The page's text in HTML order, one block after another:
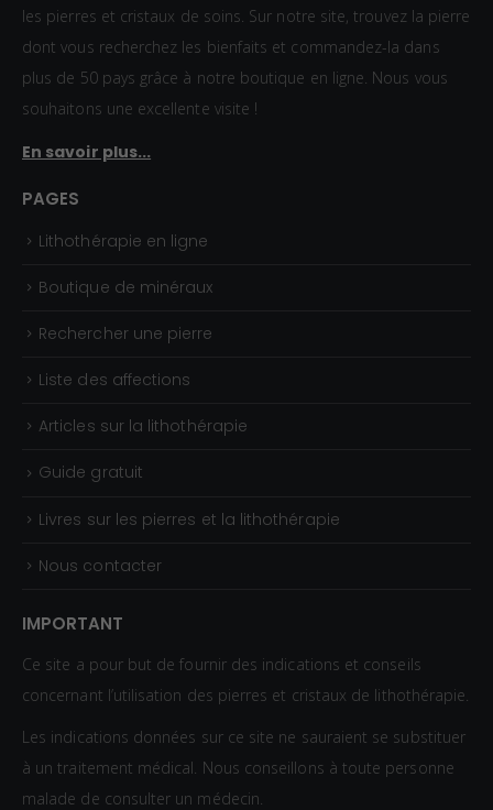
les pierres et cristaux de soins. Sur notre site, trouvez la pierre
dont vous recherchez les bienfaits et commandez-la dans
plus de 50 pays grâce à notre boutique en ligne. Nous vous
souhaitons une excellente visite !
En savoir plus...
PAGES
Lithothérapie en ligne
Boutique de minéraux
Rechercher une pierre
Liste des affections
Articles sur la lithothérapie
Guide gratuit
Livres sur les pierres et la lithothérapie
Nous contacter
IMPORTANT
Ce site a pour but de fournir des indications et conseils
concernant l’utilisation des pierres et cristaux de lithothérapie.
Les indications données sur ce site ne sauraient se substituer
à un traitement médical. Nous conseillons à toute personne
malade de consulter un médecin.